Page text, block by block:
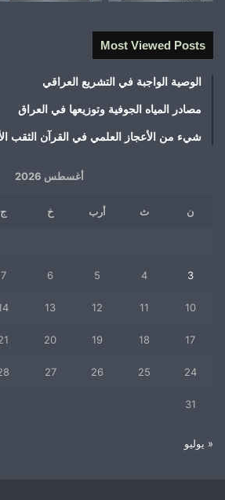
Most Viewed Posts
الوصية الواجبة في التشريع العراقي
مصادر المياه الجوفية وتوزيعها في العراق
شيء من الأعجاز العلمي في القرآن الثقب
أغسطس 2026
ن ث أرب خ ج
3
4
5
6
7
10
11
12
13
17
18
19
20
24
25
26
27
31
« يوليو